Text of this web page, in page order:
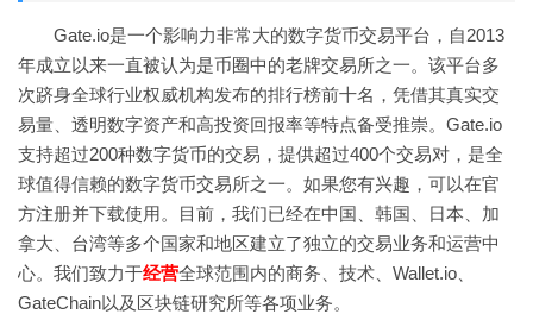
Gate.io是一个影响力非常大的数字货币交易平台，自2013
年成立以来一直被认为是币圈中的老牌交易所之一。该平台多
次跻身全球行业权威机构发布的排行榜前十名，凭借其真实交
易量、透明数字资产和高投资回报率等特点备受推崇。Gate.io
支持超过200种数字货币的交易，提供超过400个交易对，是全
球值得信赖的数字货币交易所之一。如果您有兴趣，可以在官
方注册并下载使用。目前，我们已经在中国、韩国、日本、加
拿大、台湾等多个国家和地区建立了独立的交易业务和运营中
心。我们致力于经营全球范围内的商务、技术、Wallet.io、
GateChain以及区块链研究所等各项业务。